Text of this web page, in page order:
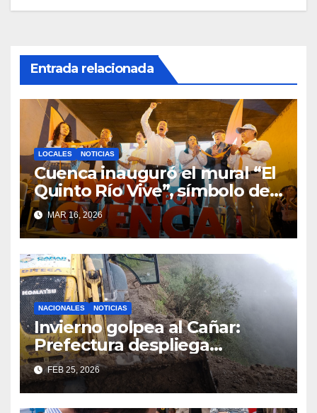
Entrada relacionada
LOCALES NOTICIAS
Cuenca inauguró el mural “El
Quinto Río Vive”, símbolo de
la defensa ciudadana del
agua
MAR 16, 2026
NACIONALES NOTICIAS
Invierno golpea al Cañar:
Prefectura despliega
maquinaria en toda la
provincia para mantener las
vías operativas.
FEB 25, 2026